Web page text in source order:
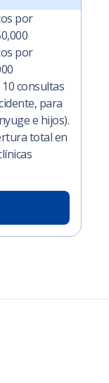
por
por
consultas
para
e hijos).
total en